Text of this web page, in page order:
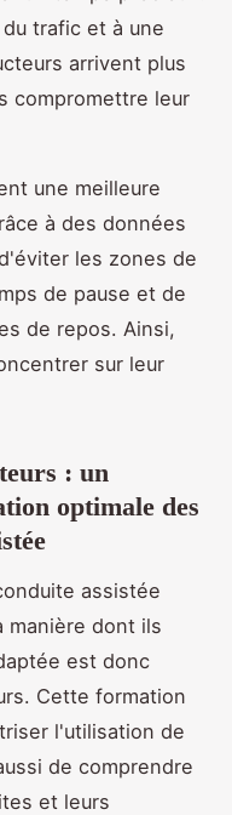
trafic et à une
arrivent plus
compromettre leur
une meilleure
à des données
les zones de
de pause et de
de repos. Ainsi,
sur leur
: un
optimale des
assistée
manière dont ils
est donc
Cette formation
l'utilisation de
de comprendre
et leurs